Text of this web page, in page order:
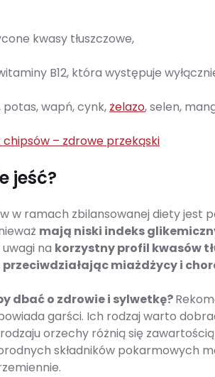
kwasy tłuszczowe,
B12, która występuje
wapń, cynk, żelazo, selen,
– zdrowe przekąski
jeść?
w ramach zbilansowanej diety jest
mają niski indeks
na korzystny profil kwasów
miażdżycy i
dbać o zdrowie i sylwetkę?
garści. Ich rodzaj warto
orzechy różnią się
składników pokarmowych